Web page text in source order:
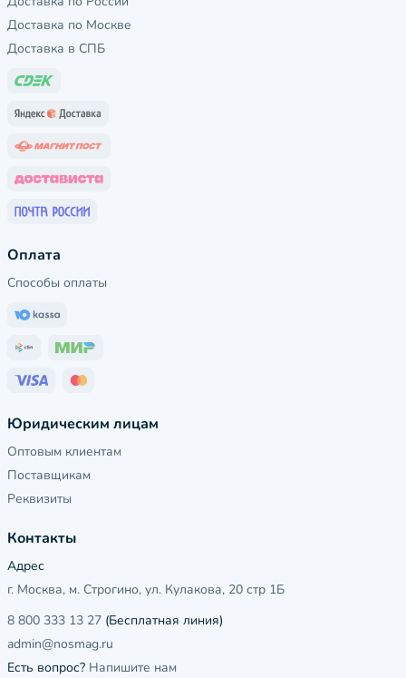
Доставка по Москве
Доставка в СПБ
Оплата
Способы оплаты
Юридическим лицам
Оптовым клиентам
Поставщикам
Реквизиты
Контакты
Адрес
г. Москва, м. Строгино, ул. Кулакова, 20 стр 1Б
8 800 333 13 27 (Бесплатная линия)
admin@nosmag.ru
Есть вопрос? Напишите нам